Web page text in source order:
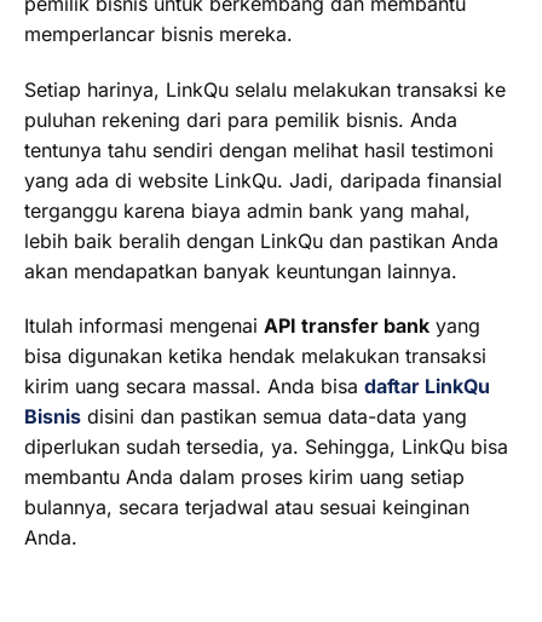
memperlancar bisnis mereka.
Setiap harinya, LinkQu selalu melakukan transaksi ke
puluhan rekening dari para pemilik bisnis. Anda
tentunya tahu sendiri dengan melihat hasil testimoni
yang ada di website LinkQu. Jadi, daripada finansial
terganggu karena biaya admin bank yang mahal,
lebih baik beralih dengan LinkQu dan pastikan Anda
akan mendapatkan banyak keuntungan lainnya.
Itulah informasi mengenai API transfer bank yang
bisa digunakan ketika hendak melakukan transaksi
kirim uang secara massal. Anda bisa daftar LinkQu
Bisnis disini dan pastikan semua data-data yang
diperlukan sudah tersedia, ya. Sehingga, LinkQu bisa
membantu Anda dalam proses kirim uang setiap
bulannya, secara terjadwal atau sesuai keinginan
Anda.